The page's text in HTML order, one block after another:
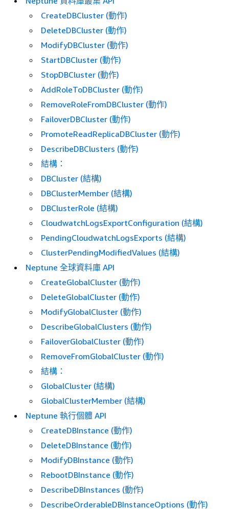
CreateDBCluster (動作)
DeleteDBCluster (動作)
ModifyDBCluster (動作)
StartDBCluster (動作)
StopDBCluster (動作)
AddRoleToDBCluster (動作)
RemoveRoleFromDBCluster (動作)
FailoverDBCluster (動作)
PromoteReadReplicaDBCluster (動作)
DescribeDBClusters (動作)
結構：
DBCluster (結構)
DBClusterMember (結構)
DBClusterRole (結構)
CloudwatchLogsExportConfiguration (結構)
PendingCloudwatchLogsExports (結構)
ClusterPendingModifiedValues (結構)
Neptune 全球資料庫 API
CreateGlobalCluster (動作)
DeleteGlobalCluster (動作)
ModifyGlobalCluster (動作)
DescribeGlobalClusters (動作)
FailoverGlobalCluster (動作)
RemoveFromGlobalCluster (動作)
結構：
GlobalCluster (結構)
GlobalClusterMember (結構)
Neptune 執行個體 API
CreateDBInstance (動作)
DeleteDBInstance (動作)
ModifyDBInstance (動作)
RebootDBInstance (動作)
DescribeDBInstances (動作)
DescribeOrderableDBInstanceOptions (動作)